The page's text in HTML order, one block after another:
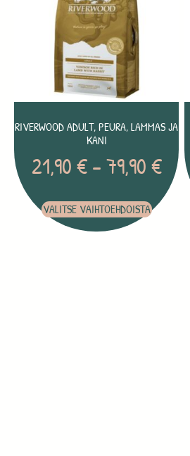
RIVERWOOD ADULT, PEURA, LAMMAS JA
KANI
21,90€–79,90€
VALITSE VAIHTOEHDOISTA